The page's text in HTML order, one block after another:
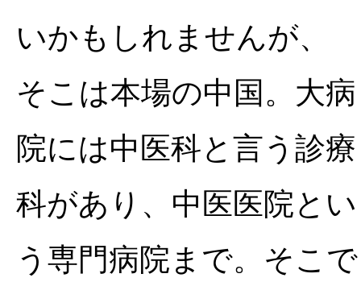
いかもしれませんが、
そこは本場の中国。大病
院には中医科と言う診療
科があり、中医医院とい
う専門病院まで。そこで